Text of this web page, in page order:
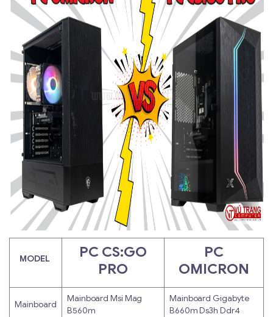
MODEL
PC CS:GO
PRO
PC
OMICRON
Mainboard
Mainboard Msi Mag
B560m
Mainboard Gigabyte
B660m Ds3h Ddr4